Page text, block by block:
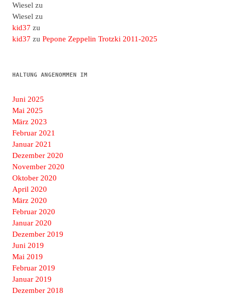
Wiesel zu
Wiesel zu
kid37 zu
kid37 zu Pepone Zeppelin Trotzki 2011-2025
HALTUNG ANGENOMMEN IM
Juni 2025
Mai 2025
März 2023
Februar 2021
Januar 2021
Dezember 2020
November 2020
Oktober 2020
April 2020
März 2020
Februar 2020
Januar 2020
Dezember 2019
Juni 2019
Mai 2019
Februar 2019
Januar 2019
Dezember 2018